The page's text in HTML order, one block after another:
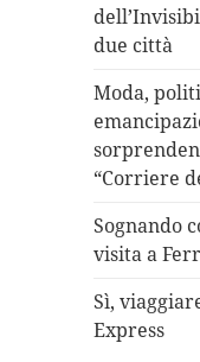
due città
Moda,
“Corriere
Sognando
visita a
Sì,
Express